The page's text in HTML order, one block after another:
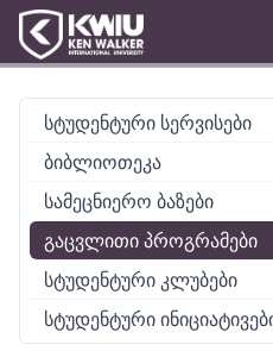
სტუდენტური სერვისები
ბიბლიოთეკა
სამეცნიერო ბაზები
გაცვლითი პროგრამები
სტუდენტური კლუბები
სტუდენტური